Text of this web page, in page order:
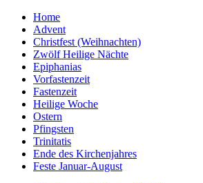
Home
Advent
Christfest (Weihnachten)
Zwölf Heilige Nächte
Epiphanias
Vorfastenzeit
Fastenzeit
Heilige Woche
Ostern
Pfingsten
Trinitatis
Ende des Kirchenjahres
Feste Januar-August